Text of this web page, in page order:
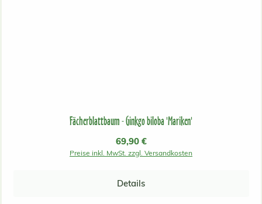
Fächerblattbaum - Ginkgo biloba 'Mariken'
Regulärer Preis:
69,90 €
Preise inkl. MwSt. zzgl. Versandkosten
Details